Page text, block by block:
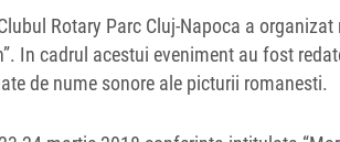
Rotary Parc Cluj-Napoca a organizat
In cadrul acestui eveniment au fost
de nume sonore ale picturii romanesti.